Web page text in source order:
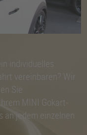
individuelles
vereinbaren? Wir
Sie
MINI Gokart-
an jedem einzelnen